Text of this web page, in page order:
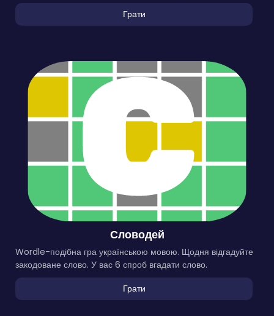
Грати
Словодей
Wordle-подібна гра українською мовою. Щодня відгадуйте
закодоване слово. У вас 6 спроб вгадати слово.
Грати